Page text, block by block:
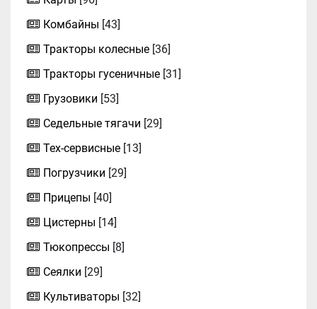
Комбайны [43]
Тракторы колесные [36]
Тракторы гусеничные [31]
Грузовики [53]
Седельные тягачи [29]
Тех-сервисные [13]
Погрузчики [29]
Прицепы [40]
Цистерны [14]
Тюкопрессы [8]
Сеялки [29]
Культиваторы [32]